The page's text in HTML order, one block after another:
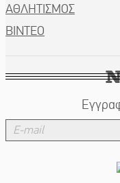
ΑΘΛΗΤΙΣΜΟΣ
ΒΙΝΤΕΟ